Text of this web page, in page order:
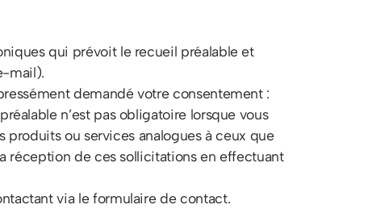
qui prévoit le recueil préalable et
mail).
demandé votre consentement :
n’est pas obligatoire lorsque vous
ou services analogues à ceux que
réception de ces sollicitations en effectuant
via le formulaire de contact.